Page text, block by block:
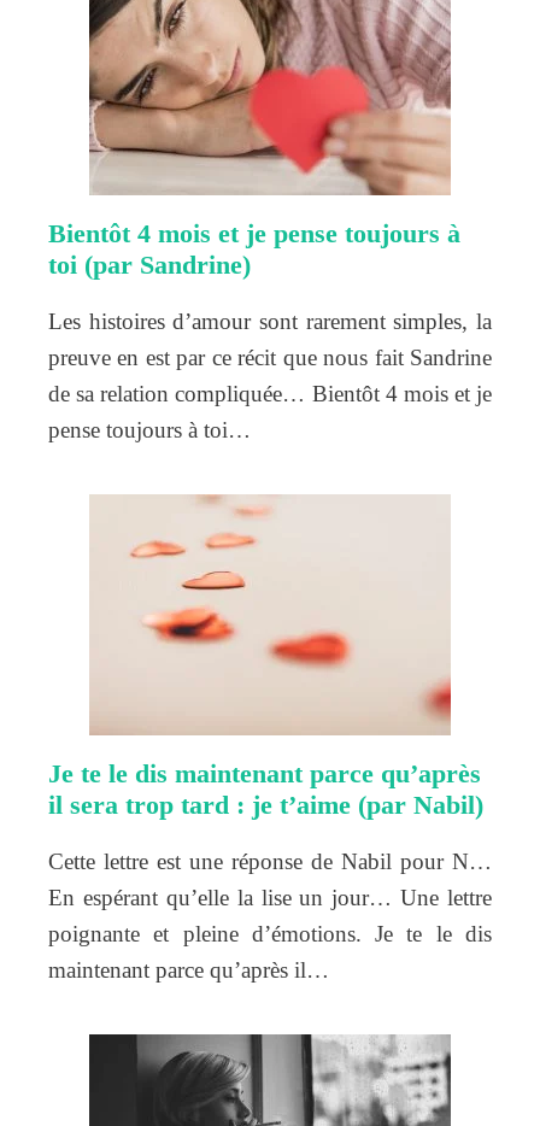
Bientôt 4 mois et je pense toujours à
toi (par Sandrine)
Les histoires d’amour sont rarement simples, la
preuve en est par ce récit que nous fait Sandrine
de sa relation compliquée… Bientôt 4 mois et je
pense toujours à toi…
Je te le dis maintenant parce qu’après
il sera trop tard : je t’aime (par Nabil)
Cette lettre est une réponse de Nabil pour N…
En espérant qu’elle la lise un jour… Une lettre
poignante et pleine d’émotions. Je te le dis
maintenant parce qu’après il…